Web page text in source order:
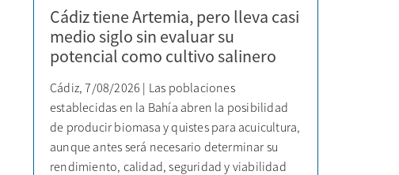
Cádiz tiene Artemia, pero lleva casi
medio siglo sin evaluar su
potencial como cultivo salinero
Cádiz, 7/08/2026 | Las poblaciones
establecidas en la Bahía abren la posibilidad
de producir biomasa y quistes para acuicultura,
aunque antes será necesario determinar su
rendimiento, calidad, seguridad y viabilidad